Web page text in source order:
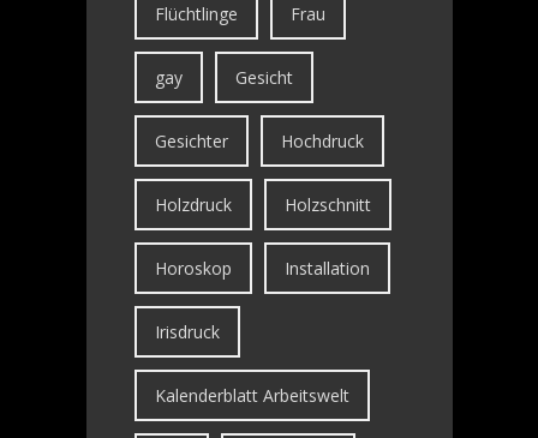
Flüchtlinge Frau
gay Gesicht
Gesichter Hochdruck
Holzdruck Holzschnitt
Horoskop Installation
Irisdruck
Kalenderblatt Arbeitswelt